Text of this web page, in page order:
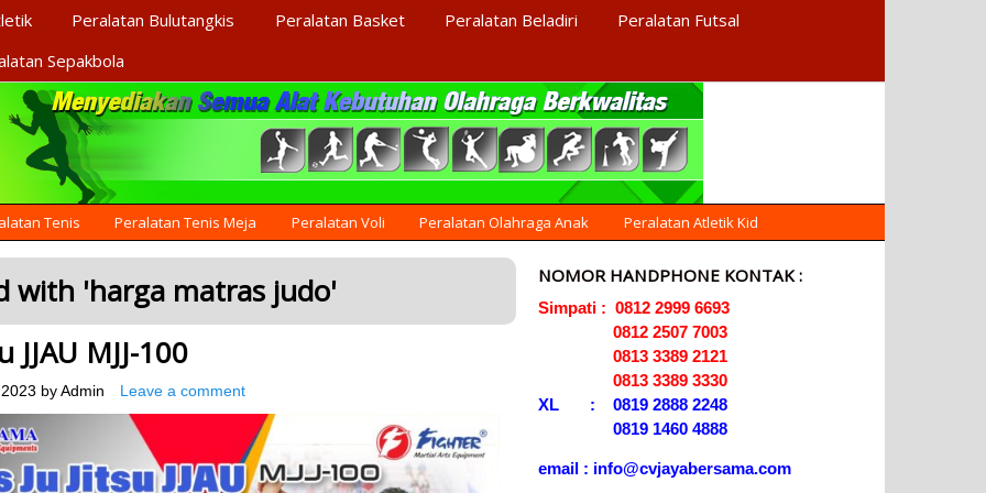
Peralatan Bulutangkis Peralatan Basket Peralatan Beladiri
Peralatan Futsal
Sepakbola
Tenis Peralatan Tenis Meja Peralatan Voli Peralatan Olahraga Anak Peralatan Atletik Kid
with 'harga matras judo'
JJAU MJJ-100
by Admin Leave a comment
NOMOR HANDPHONE KONTAK :
Simpati : 0812 2999 6693
0812 2507 7003
0813 3389 2121
0813 3389 3330
XL : 0819 2888 2248
0819 1460 4888
email : info@cvjayabersama.com